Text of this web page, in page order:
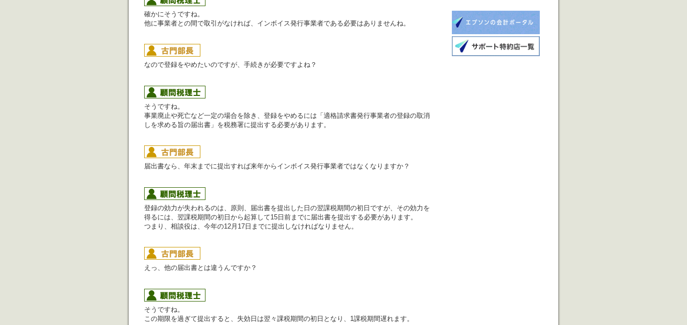
確かにそうですね。
他に事業者との間で取引がなければ、インボイス発行事業者である必要はありませんね。
なので登録をやめたいのですが、手続きが必要ですよね？
そうですね。
事業廃止や死亡など一定の場合を除き、登録をやめるには「適格請求書発行事業者の登録の取消
しを求める旨の届出書」を税務署に提出する必要があります。
届出書なら、年末までに提出すれば来年からインボイス発行事業者ではなくなりますか？
登録の効力が失われるのは、原則、届出書を提出した日の翌課税期間の初日ですが、その効力を
得るには、翌課税期間の初日から起算して15日前までに届出書を提出する必要があります。
つまり、相談役は、今年の12月17日までに提出しなければなりません。
えっ、他の届出書とは違うんですか？
そうですね。
この期限を過ぎて提出すると、失効日は翌々課税期間の初日となり、1課税期間遅れます。